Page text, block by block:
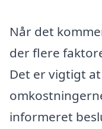
Når det
der flere
Det er vigtigt
informeret